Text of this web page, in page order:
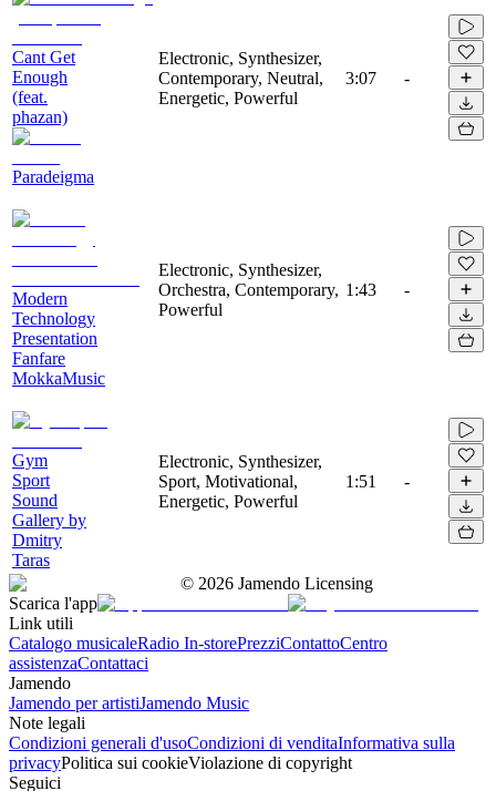
Cant Get
Enough
(feat.
phazan)
Paradeigma
Electronic, Synthesizer,
Contemporary, Neutral,
Energetic, Powerful
3:07 -
Modern
Technology
Presentation
Fanfare
MokkaMusic
Electronic, Synthesizer,
Orchestra, Contemporary,
Powerful
1:43 -
Gym
Sport
Sound
Gallery by
Dmitry
Taras
Electronic, Synthesizer,
Sport, Motivational,
Energetic, Powerful
1:51 -
© 2026 Jamendo Licensing
Scarica l'app
Link utili
Catalogo musicaleRadio In-storePrezziContattoCentro
assistenzaContattaci
Jamendo
Jamendo per artistiJamendo Music
Note legali
Condizioni generali d'usoCondizioni di venditaInformativa sulla
privacyPolitica sui cookieViolazione di copyright
Seguici